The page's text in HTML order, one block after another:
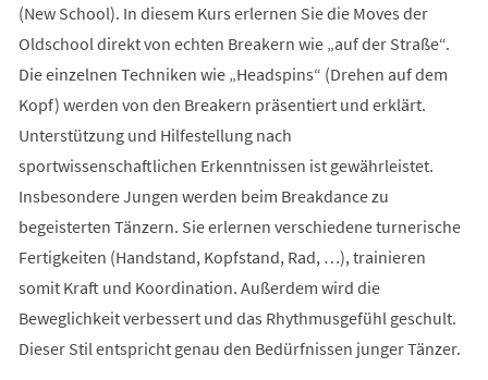
(New School). In diesem Kurs erlernen Sie die Moves der
Oldschool direkt von echten Breakern wie „auf der Straße“.
Die einzelnen Techniken wie „Headspins“ (Drehen auf dem
Kopf) werden von den Breakern präsentiert und erklärt.
Unterstützung und Hilfestellung nach
sportwissenschaftlichen Erkenntnissen ist gewährleistet.
Insbesondere Jungen werden beim Breakdance zu
begeisterten Tänzern. Sie erlernen verschiedene turnerische
Fertigkeiten (Handstand, Kopfstand, Rad, …), trainieren
somit Kraft und Koordination. Außerdem wird die
Beweglichkeit verbessert und das Rhythmusgefühl geschult.
Dieser Stil entspricht genau den Bedürfnissen junger Tänzer.